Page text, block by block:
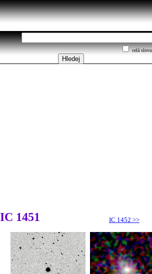
celá slova
IC 1451 IC 1452 >>